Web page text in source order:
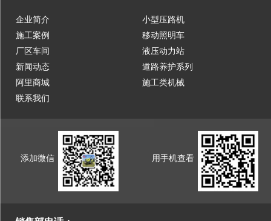
企业简介
施工案例
厂区车间
新闻动态
阿里商城
联系我们
小型压路机
移动照明车
液压动力站
道路养护系列
施工类机械
添加微信 用手机查看